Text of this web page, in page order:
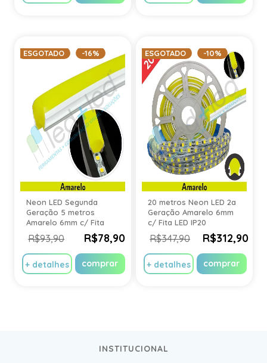
ESGOTADO -16%
Neon LED Segunda
Geração 5 metros
Amarelo 6mm c/ Fita
LED IP20
R$93,90 R$78,90
+ detalhes comprar
ESGOTADO -10%
20 metros Neon LED 2a
Geração Amarelo 6mm
c/ Fita LED IP20
R$347,90 R$312,90
+ detalhes comprar
INSTITUCIONAL